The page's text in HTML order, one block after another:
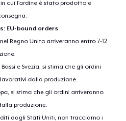
cui l'ordine è stato prodotto e
EU-bound orders
Regno Unito arriveranno entro 7-12
e Svezia, si stima che gli ordini
dalla produzione.
si stima che gli ordini arriveranno
produzione.
dagli Stati Uniti, non tracciamo i